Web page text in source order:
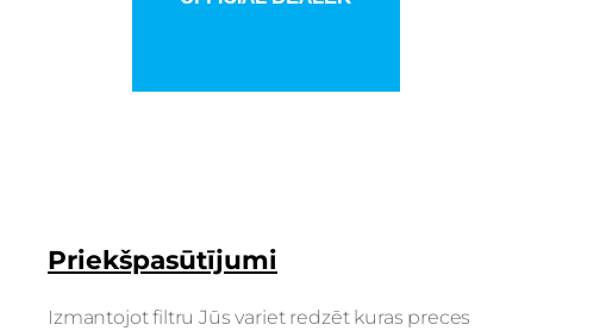
Priekšpasūtījumi
Izmantojot filtru Jūs variet redzēt kuras preces